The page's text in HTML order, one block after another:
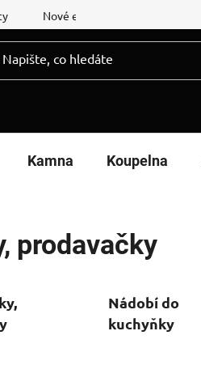
Nové energetické štítky
Kamna Koupelna
prodavačky
Nádobí do
kuchyňky